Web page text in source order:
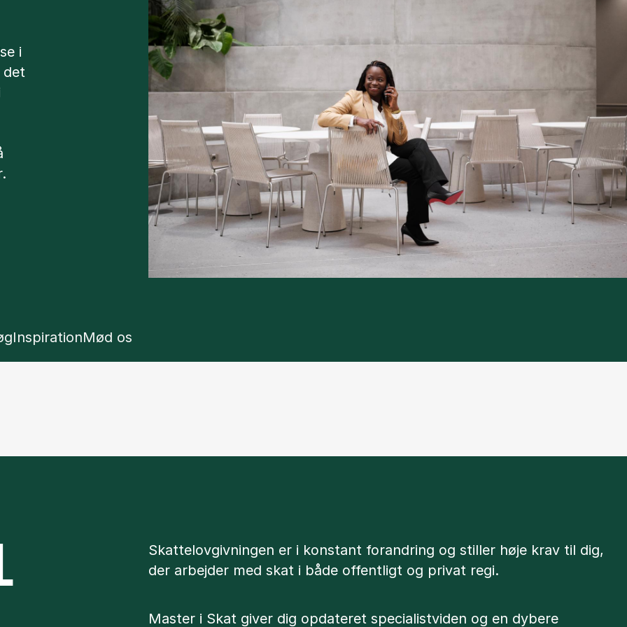
i
det
panel
Show panel
InspirationShow panel
Mød os
Skattelovgivningen er i konstant forandring og stiller høje krav til dig,
der arbejder med skat i både offentligt og privat regi.
Master i Skat giver dig opdateret specialistviden og en dybere